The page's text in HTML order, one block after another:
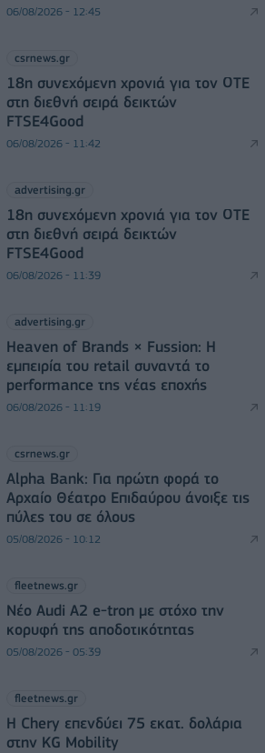
06/08/2026 - 12:45
csrnews.gr
18η συνεχόμενη χρονιά για τον ΟΤΕ
στη διεθνή σειρά δεικτών
FTSE4Good
06/08/2026 - 11:42
advertising.gr
18η συνεχόμενη χρονιά για τον ΟΤΕ
στη διεθνή σειρά δεικτών
FTSE4Good
06/08/2026 - 11:39
advertising.gr
Heaven of Brands × Fussion: Η
εμπειρία του retail συναντά το
performance της νέας εποχής
06/08/2026 - 11:19
csrnews.gr
Alpha Bank: Για πρώτη φορά το
Αρχαίο Θέατρο Επιδαύρου άνοιξε τις
πύλες του σε όλους
05/08/2026 - 10:12
fleetnews.gr
Νέο Audi A2 e-tron με στόχο την
κορυφή της αποδοτικότητας
05/08/2026 - 05:39
fleetnews.gr
Η Chery επενδύει 75 εκατ. δολάρια
στην KG Mobility